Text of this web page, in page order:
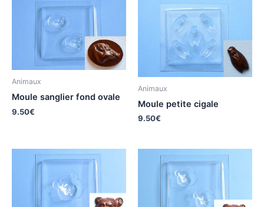
Animaux
Moule sanglier fond ovale
9.50€
Animaux
Moule petite cigale
9.50€